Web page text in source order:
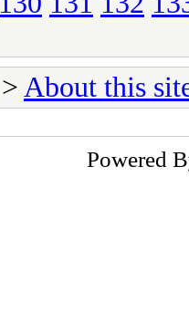
> About this
Powered